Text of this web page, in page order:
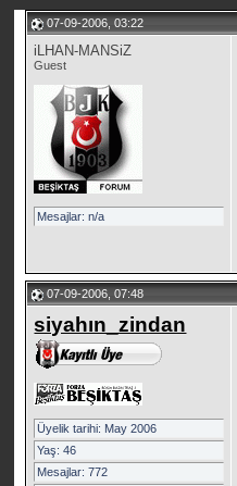
07-09-2006, 03:22
iLHAN-MANSiZ
Guest
Mesajlar: n/a
07-09-2006, 07:48
siyahın_zindan
Üyelik tarihi: May 2006
Yaş: 46
Mesajlar: 772